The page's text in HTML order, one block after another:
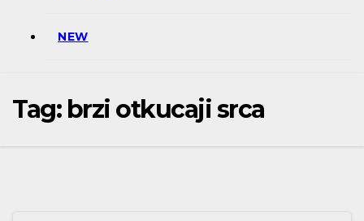
NEW
Tag: brzi otkucaji srca